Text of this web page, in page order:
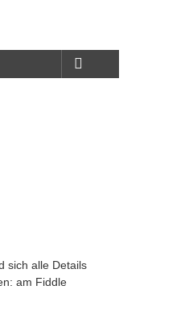
sich alle Details
am Fiddle